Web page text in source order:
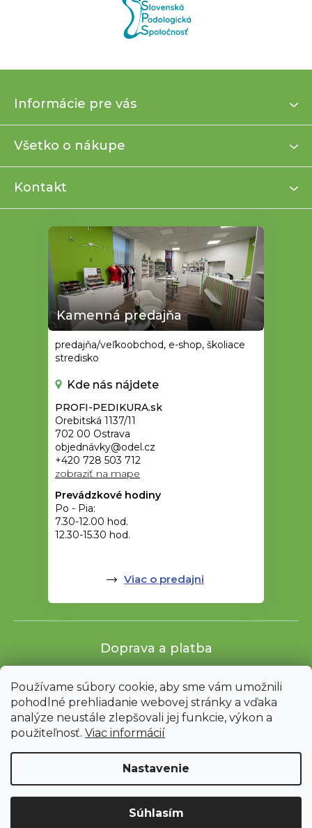
Používame súbory cookie, aby sme vám umožnili
pohodlné prehliadanie webovej stránky a vďaka
analýze neustále zlepšovali jej funkcie, výkon a
použiteľnosť. Viac informácií
Nastavenie
Súhlasím
Upozornenie: Z dôvodu sťahovania bude od 3. 8. do 12. 8. ZAVRETÉ
p
t
Informácie pre vás
Všetko o nákupe
Kontakt
Kamenná predajňa
predajňa/veľkoobchod, e-shop, školiace
stredisko
Kde nás nájdete
PROFI-PEDIKURA.sk
Orebitská 1137/11
702 00 Ostrava
objednávky@odel.cz
+420 728 503 712
zobraziť na mape
Prevádzkové hodiny
Po - Pia:
7.30-12.00 hod.
12.30-15.30 hod.
Viac o predajni
Doprava a platba
Shoptet |mime digital